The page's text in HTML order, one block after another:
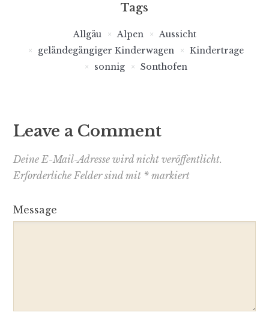
Tags
Allgäu Alpen
Aussicht
geländegängiger Kinderwagen
Kindertrage
sonnig
Sonthofen
Leave a Comment
Deine E-Mail-Adresse wird nicht veröffentlicht.
Erforderliche Felder sind mit *markiert
Message